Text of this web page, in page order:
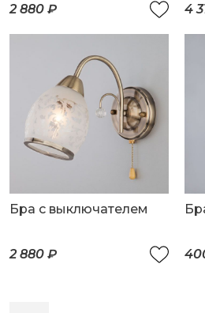
2 880 ₽
4
Бра с выключателем
2 880 ₽